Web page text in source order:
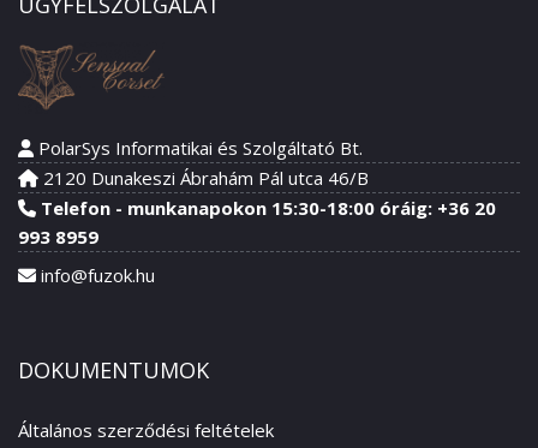
PolarSys Informatikai és Szolgáltató Bt.
2120 Dunakeszi Ábrahám Pál utca 46/B
Telefon - munkanapokon 15:30-18:00 óráig: +36 20
993 8959
info@fuzok.hu
DOKUMENTUMOK
Általános szerződési feltételek